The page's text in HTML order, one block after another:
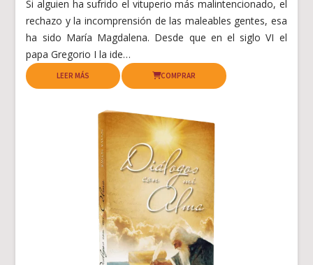
Si alguien ha sufrido el vituperio más malintencionado, el
rechazo y la incomprensión de las maleables gentes, esa
ha sido María Magdalena. Desde que en el siglo VI el
papa Gregorio I la ide…
LEER MÁS COMPRAR